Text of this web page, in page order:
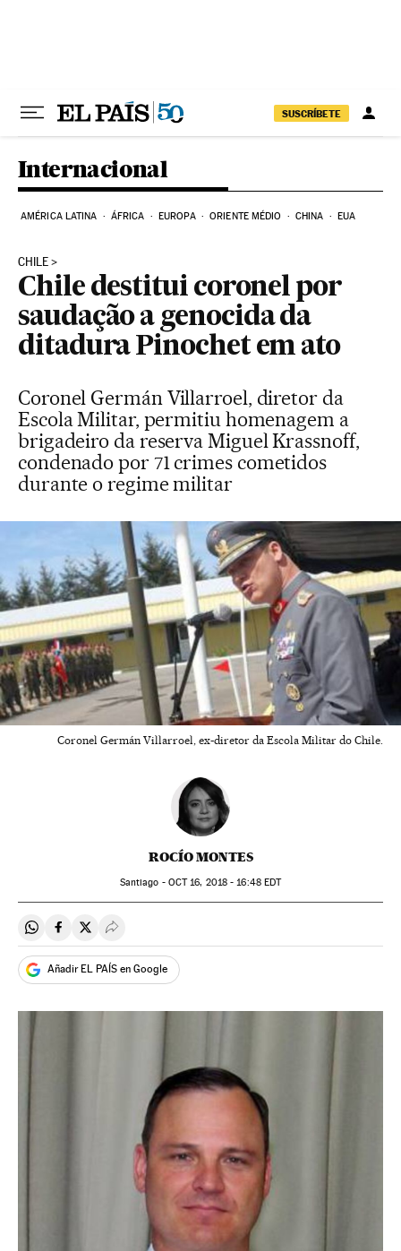
SUSCRÍBETE
Internacional
AMÉRICA LATINA ÁFRICA EUROPA ORIENTE MÉDIO CHINA EUA
CHILE
Chile destitui coronel por
saudação a genocida da
ditadura Pinochet em ato
Coronel Germán Villarroel, diretor da
Escola Militar, permitiu homenagem a
brigadeiro da reserva Miguel Krassnoff,
condenado por 71 crimes cometidos
durante o regime militar
Coronel Germán Villarroel, ex-diretor da Escola Militar do Chile.
ROCÍO MONTES
Santiago - OCT16, 2018 - 16:48EDT
Compartir en Whatsapp
Compartir en Facebook
Compartir en Twitter
Desplegar Redes Sociales
Añadir EL PAÍS en Google